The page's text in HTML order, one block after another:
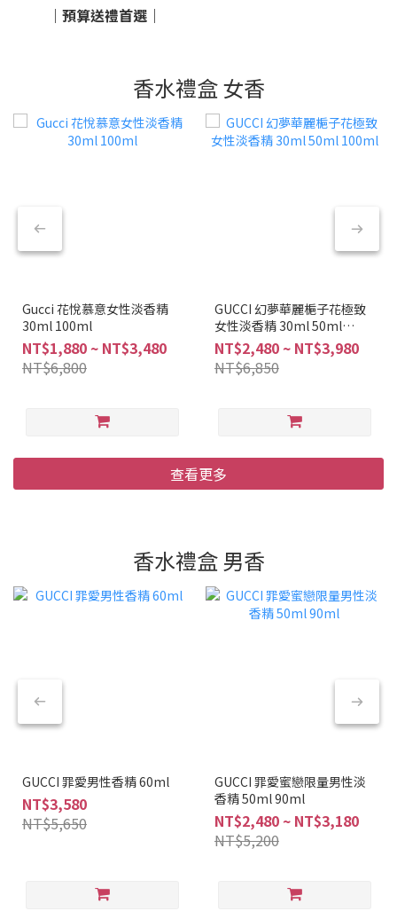
｜預算送禮首選｜
香水禮盒 女香
Gucci 花悅慕意女性淡香精
30ml 100ml
NT$1,880 ~ NT$3,480
NT$6,800
GUCCI 幻夢華麗梔子花極致
女性淡香精 30ml 50ml
100ml
NT$2,480 ~ NT$3,980
NT$6,850
查看更多
香水禮盒 男香
GUCCI 罪愛男性香精 60ml
NT$3,580
NT$5,650
GUCCI 罪愛蜜戀限量男性淡
香精 50ml 90ml
NT$2,480 ~ NT$3,180
NT$5,200